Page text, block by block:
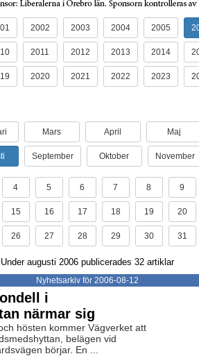
2002 2003 2004 2005
2011 2012 2013 2014
2020 2021 2022 2023
Mars April Maj
September Oktober November
4 5 6 7 8 9
15 16 17 18 19 20
26 27 28 29 30 31
Under augusti 2006 publicerades 32 artiklar
Nyhetsarkiv för 2006-08-12
i
närmar sig
hösten kommer Vägverket att
belägen vid
börjar. En ...